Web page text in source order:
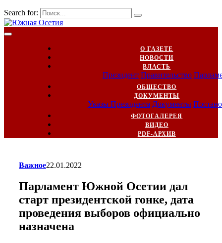
Search for:
О ГАЗЕТЕ
НОВОСТИ
ВЛАСТЬ
Президент Правительство
ОБЩЕСТВО
ДОКУМЕНТЫ
Указы Президента Документы
ФОТОГАЛЕРЕЯ
ВИДЕО
PDF-АРХИВ
Важное22.01.2022
Парламент Южной Осетии дал
старт президентской гонке, дата
проведения выборов официально
назначена